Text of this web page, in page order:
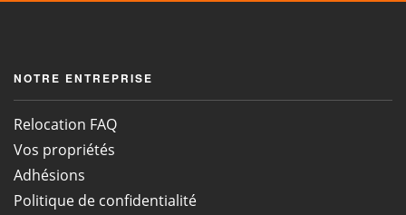
NOTRE ENTREPRISE
Relocation FAQ
Vos propriétés
Adhésions
Politique de confidentialité